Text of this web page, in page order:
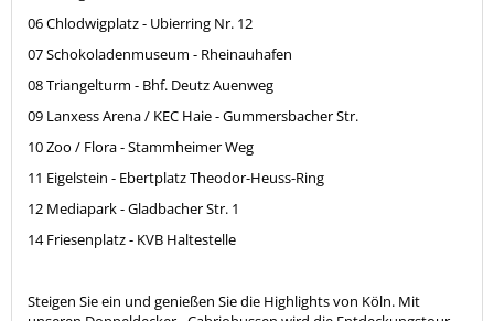
06 Chlodwigplatz - Ubierring Nr. 12
07 Schokoladenmuseum - Rheinauhafen
08 Triangelturm - Bhf. Deutz Auenweg
09 Lanxess Arena / KEC Haie - Gummersbacher Str.
10 Zoo / Flora - Stammheimer Weg
11 Eigelstein - Ebertplatz Theodor-Heuss-Ring
12 Mediapark - Gladbacher Str. 1
14 Friesenplatz - KVB Haltestelle
Steigen Sie ein und genießen Sie die Highlights von Köln. Mit